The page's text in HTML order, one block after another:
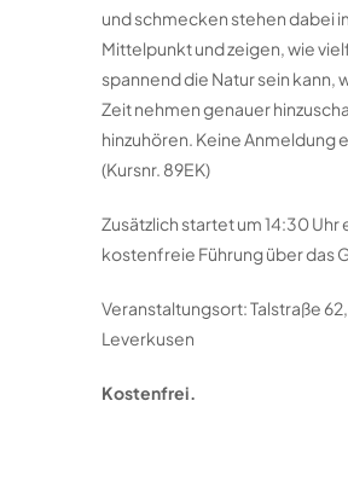
und schmecken stehen dabei
Mittelpunkt und zeigen, wie
spannend die Natur sein kann,
Zeit nehmen genauer
hinzuhören. Keine Anmeldung
(Kursnr. 89EK)
Zusätzlich startet um 14:30 Uhr
kostenfreie Führung über das
Veranstaltungsort: Talstraße
Leverkusen
Kostenfrei.